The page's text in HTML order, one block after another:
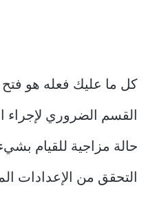
القسم الضروري لإجراء
حالة مزاجية للقيام
التحقق من الإعدادات